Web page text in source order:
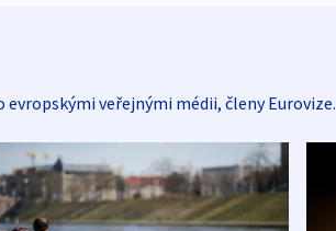
evropskými veřejnými médii, členy Eurovize.